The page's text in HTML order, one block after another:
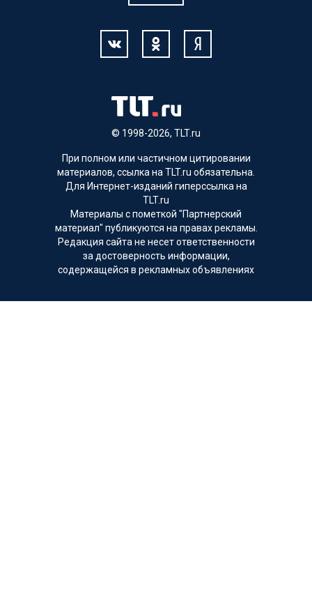
© 1998-2026, TLT.ru
При полном или частичном цитировании
материалов, ссылка на TLT.ru обязательна.
Для Интернет-изданий гиперссылка на
TLT.ru
Материалы с пометкой "Партнерский
материал" публикуются на правах рекламы.
Редакция сайта не несет ответственности
за достоверность информации,
содержащейся в рекламных объявлениях